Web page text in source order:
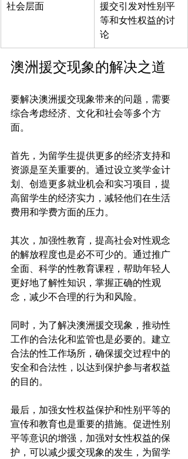
社会层面
援交引发对性别平
等和女性权益的讨
论
澳洲援交现象的解决之道
要解决澳洲援交现象带来的问题，需要
综合考虑经济、文化和社会等多个方
面。
首先，为留学生提供更多的经济支持和
资源是至关重要的。通过设立奖学金计
划、创造更多就业机会和实习项目，提
高留学生的经济实力，减轻他们在生活
费用和学费方面的压力。
其次，加强性教育，提高社会对性观念
的解放程度也是必不可少的。通过推广
全面、科学的性教育课程，帮助年轻人
更好地了解性知识，掌握正确的性观
念，减少不合理的行为和风险。
同时，为了解决澳洲援交现象，推动性
工作的合法化和监管也是必要的。建立
合法的性工作场所，确保援交过程中的
安全和合法性，以达到保护参与者权益
的目的。
最后，加强女性权益保护和性别平等的
宣传和教育也是重要的措施。促进性别
平等意识的增强，加强对女性权益的保
护，可以减少援交现象的发生，为留学